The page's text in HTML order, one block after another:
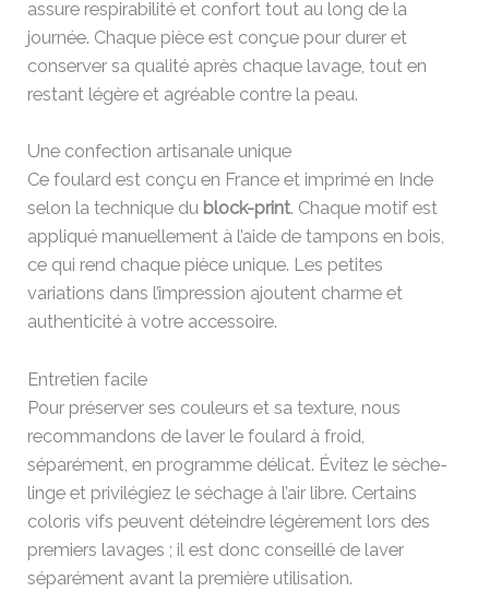
assure respirabilité et confort tout au long de la
journée. Chaque pièce est conçue pour durer et
conserver sa qualité après chaque lavage, tout en
restant légère et agréable contre la peau.
Une confection artisanale unique
Ce foulard est conçu en France et imprimé en Inde
selon la technique du block-print. Chaque motif est
appliqué manuellement à l’aide de tampons en bois,
ce qui rend chaque pièce unique. Les petites
variations dans l’impression ajoutent charme et
authenticité à votre accessoire.
Entretien facile
Pour préserver ses couleurs et sa texture, nous
recommandons de laver le foulard à froid,
séparément, en programme délicat. Évitez le sèche-
linge et privilégiez le séchage à l’air libre. Certains
coloris vifs peuvent déteindre légèrement lors des
premiers lavages ; il est donc conseillé de laver
séparément avant la première utilisation.